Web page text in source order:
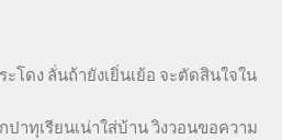
ะโดง ลั่นถ้ายังเยิ่นเย้อ จะตัดสินใจใน
ปาทุเรียนเน่าใส่บ้าน วิงวอนขอความ